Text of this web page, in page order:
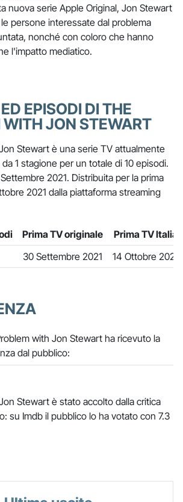
nuova serie Apple Original, Jon Stewart
persone interessate dal problema
nonché con coloro che hanno
l'impatto mediatico.
EPISODI DI THE
WITH JON STEWART
Stewart è una serie TV attualmente
1 stagione per un totale di 10 episodi.
2021. Distribuita per la prima
2021 dalla piattaforma streaming
Prima TV originale
Prima TV Italia
30 Settembre 2021 14 Ottobre 2021
with Jon Stewart ha ricevuto la
dal pubblico:
Stewart è stato accolto dalla critica
su Imdb il pubblico lo ha votato con 7.3